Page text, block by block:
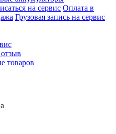
на сервис Оплата в
Грузовая запись на сервис
товаров